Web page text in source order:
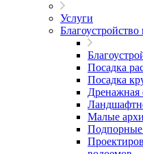
Услуги
Благоустройство
Посадка
Посадка
Дренажная
Малые
Подпорные